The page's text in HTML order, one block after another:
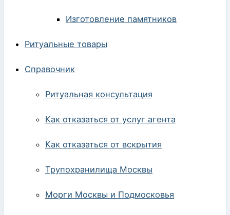
Изготовление памятников
Ритуальные товары
Справочник
Ритуальная консультация
Как отказаться от услуг агента
Как отказаться от вскрытия
Трупохранилища Москвы
Морги Москвы и Подмосковья